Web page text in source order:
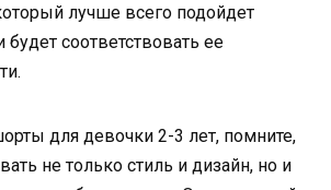
лучше всего подойдет
соответствовать ее
для девочки 2-3 лет, помните,
не только стиль и дизайн, но и